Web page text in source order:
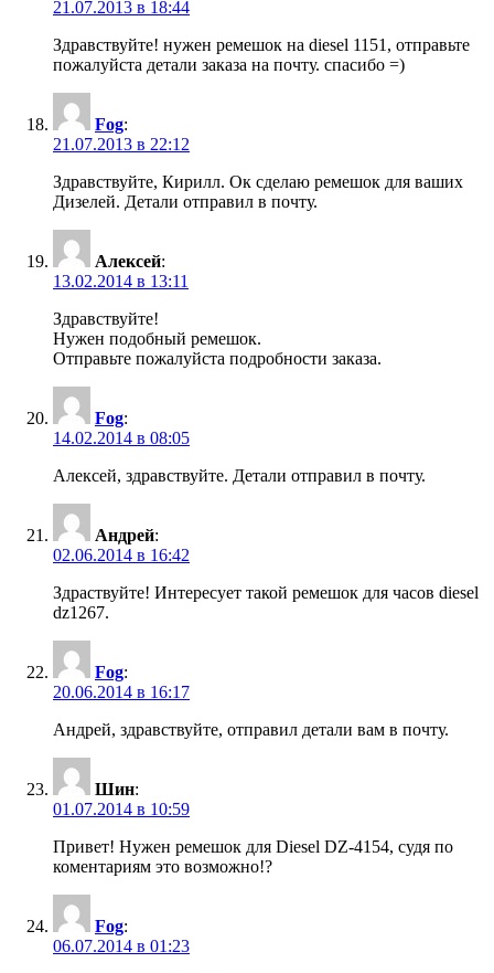
21.07.2013 в 18:44
Здравствуйте! нужен ремешок на diesel 1151, отправьте
пожалуйста детали заказа на почту. спасибо =)
Fog:
21.07.2013 в 22:12
Здравствуйте, Кирилл. Ок сделаю ремешок для ваших
Дизелей. Детали отправил в почту.
Алексей:
13.02.2014 в 13:11
Здравствуйте!
Нужен подобный ремешок.
Отправьте пожалуйста подробности заказа.
Fog:
14.02.2014 в 08:05
Алексей, здравствуйте. Детали отправил в почту.
Андрей:
02.06.2014 в 16:42
Здраствуйте! Интересует такой ремешок для часов diesel
dz1267.
Fog:
20.06.2014 в 16:17
Андрей, здравствуйте, отправил детали вам в почту.
Шин:
01.07.2014 в 10:59
Привет! Нужен ремешок для Diesel DZ-4154, судя по
коментариям это возможно!?
Fog:
06.07.2014 в 01:23